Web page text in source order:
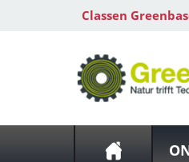
Classen